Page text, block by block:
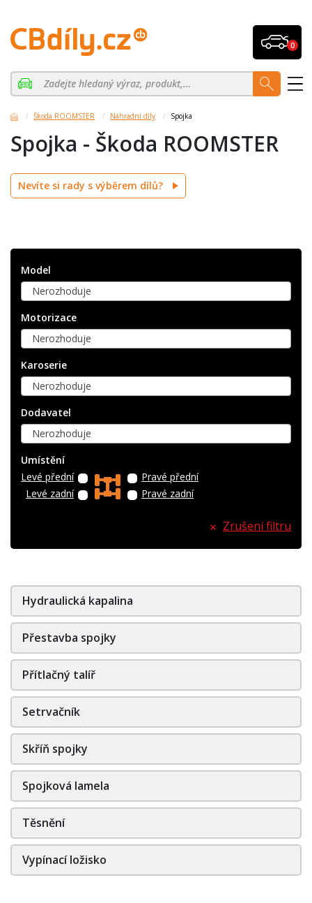
0
Škoda ROOMSTER Náhradní díly Spojka
Spojka - Škoda ROOMSTER
Nevíte si rady s výběrem dílů?
Model
Nerozhoduje
Motorizace
Nerozhoduje
Karoserie
Nerozhoduje
Dodavatel
Nerozhoduje
Umístění
Levé přední
Levé zadní
Pravé přední
Pravé zadní
Zrušení filtru
Hydraulická kapalina
Přestavba spojky
Přítlačný talíř
Setrvačník
Skříň spojky
Spojková lamela
Těsnění
Vypínací ložisko